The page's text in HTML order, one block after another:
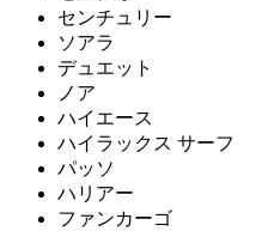
センチュリー
ソアラ
デュエット
ノア
ハイエース
ハイラックス サーフ
パッソ
ハリアー
ファンカーゴ